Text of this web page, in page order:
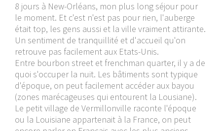
8 jours à New-Orléans, mon plus long séjour pour
le moment. Et c'est n'est pas pour rien, l'auberge
était top, les gens aussi et la ville vraiment attirante.
Un sentiment de tranquillité et d'accueil qu'on
retrouve pas facilement aux Etats-Unis.
Entre bourbon street et frenchman quarter, il y a de
quoi s'occuper la nuit. Les bâtiments sont typique
d'époque, on peut facilement accéder aux bayou
(zones marécageuses qui entourent la Lousiane).
Le petit village de Vermillonville raconte l'époque
ou la Louisiane appartenait à la France, on peut